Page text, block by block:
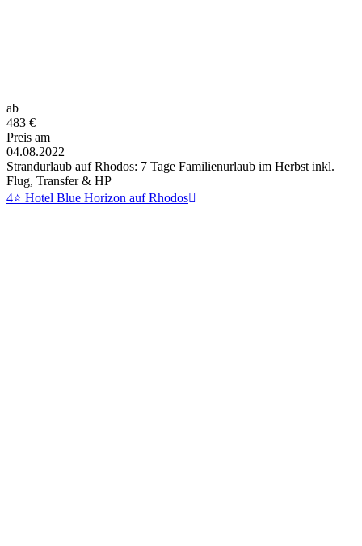
ab
483 €
Preis am
04.08.2022
Strandurlaub auf Rhodos: 7 Tage Familienurlaub im Herbst inkl.
Flug, Transfer & HP
4⭐ Hotel Blue Horizon auf Rhodos